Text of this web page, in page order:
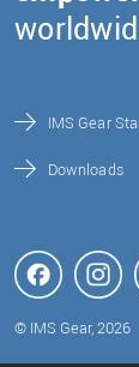
IMS Gear
Downloads
© IMS Gear, 2026